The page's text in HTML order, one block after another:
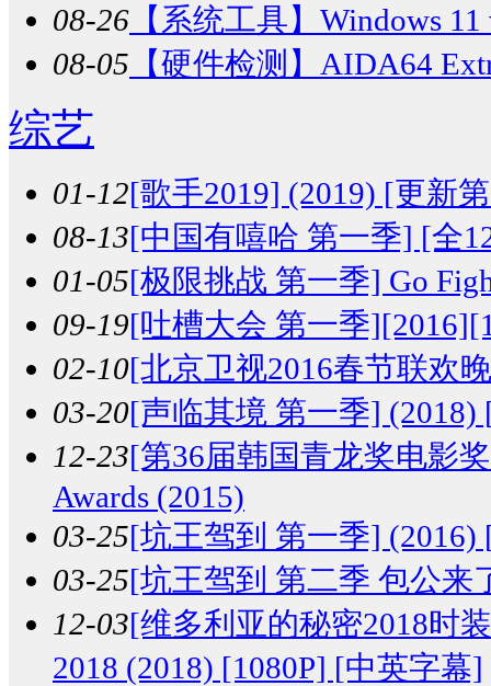
08-26 【系统工具】 Windows
08-05 【硬件检测】 AIDA64
综艺
01-12[歌手2019] (2019) [更新
08-13[中国有嘻哈 第一季] [全
01-05[极限挑战 第一季] Go
09-19[吐槽大会 第一季
02-10[北京卫视2016春节联欢
03-20[声临其境 第一季] (2018)
12-23[第36届韩国青龙奖电影
Awards (2015)
03-25[坑王驾到 第一季] (2016)
03-25[坑王驾到 第二季 包公来
12-03[维多利亚的秘密2018时
2018 (2018) [1080P] [中英字幕]